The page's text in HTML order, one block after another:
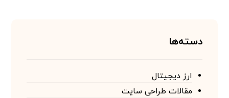
دسته‌ها
ارز دیجیتال
مقالات طراحی سایت